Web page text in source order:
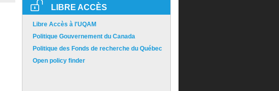
LIBRE ACCÈS
Libre Accès à l'UQAM
Politique Gouvernement du Canada
Politique des Fonds de recherche du Québec
Open policy finder